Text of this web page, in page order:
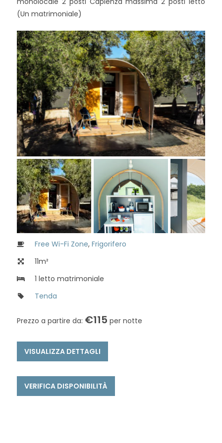
(Un matrimoniale)
Free Wi-Fi Zone, Frigorifero
11m²
1 letto matrimoniale
Tenda
Prezzo a partire da: €115 per notte
VISUALIZZA DETTAGLI
VERIFICA DISPONIBILITÀ